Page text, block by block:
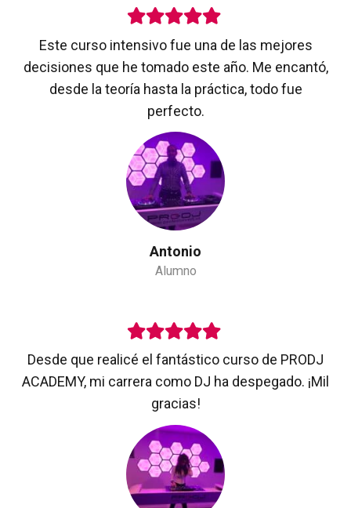
Este curso intensivo fue una de las mejores
decisiones que he tomado este año. Me encantó,
desde la teoría hasta la práctica, todo fue
perfecto.
Antonio
Alumno
Desde que realicé el fantástico curso de PRODJ
ACADEMY, mi carrera como DJ ha despegado. ¡Mil
gracias!